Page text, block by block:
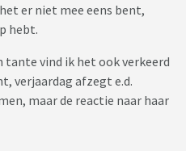
er niet mee eens bent,
hebt.
vind ik het ook verkeerd
verjaardag afzegt e.d.
maar de reactie naar haar